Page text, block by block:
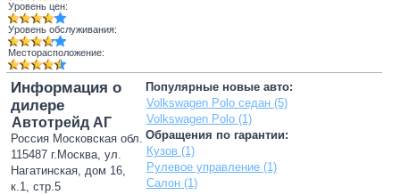
Уровень цен:
Уровень обслуживания:
Месторасположение:
Популярные новые авто:
Volkswagen Polo седан (5)
Volkswagen Polo (1)
Обращения по гарантии:
Кузов (1)
Рулевое управление (1)
Салон (1)
Информация о
дилере
Автотрейд АГ
Россия Московская обл.
115487 г.Москва, ул.
Нагатинская, дом 16,
к.1, стр.5